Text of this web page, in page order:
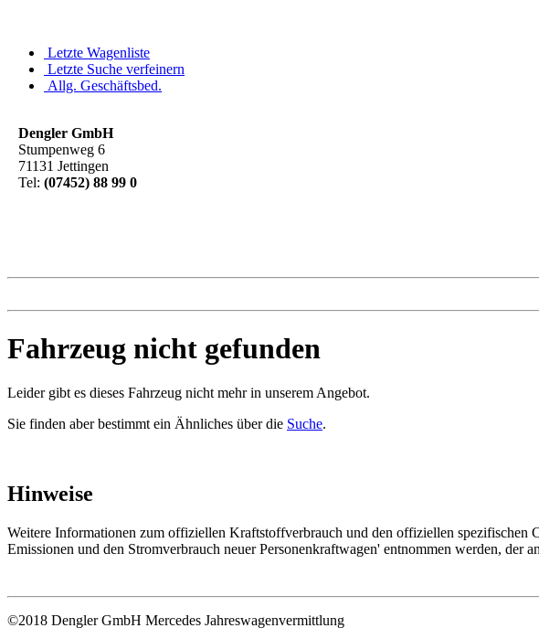
Letzte Wagenliste
Letzte Suche verfeinern
Allg. Geschäftsbed.
Dengler GmbH
Stumpenweg 6
71131 Jettingen
Tel: (07452) 88 99 0
Fahrzeug nicht gefunden
Leider gibt es dieses Fahrzeug nicht mehr in unserem Angebot.
Sie finden aber bestimmt ein Ähnliches über die Suche.
Hinweise
Weitere Informationen zum offiziellen Kraftstoffverbrauch und den offiziellen
Emissionen und den Stromverbrauch neuer Personenkraftwagen' entnommen werden,
©2018 Dengler GmbH Mercedes Jahreswagenvermittlung